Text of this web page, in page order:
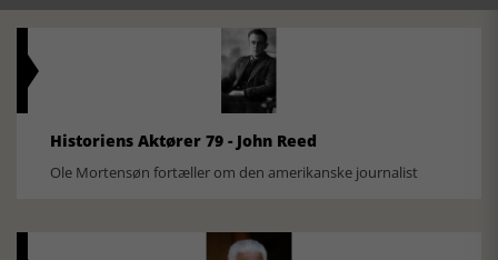
Historiens Aktører 79 - John Reed
Ole Mortensøn fortæller om den amerikanske journalist